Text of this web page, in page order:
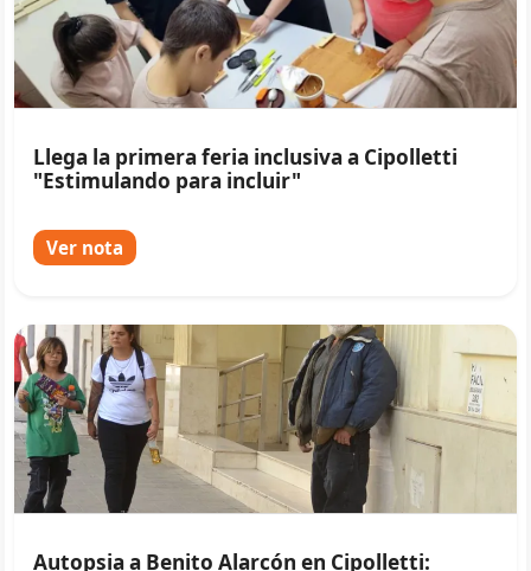
Llega la primera feria inclusiva a Cipolletti
"Estimulando para incluir"
Ver nota
Autopsia a Benito Alarcón en Cipolletti: